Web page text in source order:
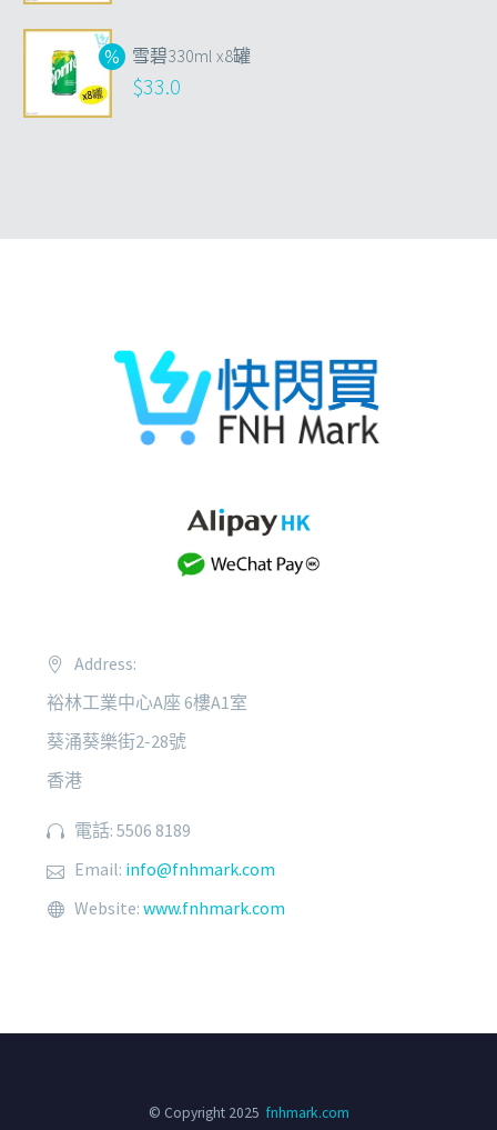
雪碧330ml x8罐
$33.0
Address:
裕林工業中心A座 6樓A1室
葵涌葵樂街2-28號
香港
電話: 5506 8189
Email: info@fnhmark.com
Website: www.fnhmark.com
© Copyright 2025 fnhmark.com